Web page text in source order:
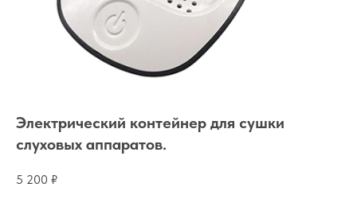
Электрический контейнер для сушки
слуховых аппаратов.
5 200 ₽